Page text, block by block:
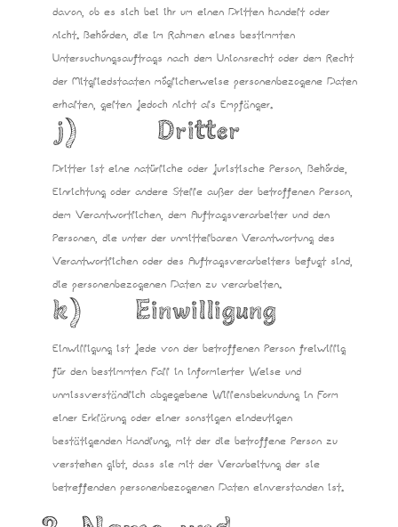
davon, ob es sich bei ihr um einen Dritten handelt oder
nicht. Behörden, die im Rahmen eines bestimmten
Untersuchungsauftrags nach dem Unionsrecht oder dem Recht
der Mitgliedstaaten möglicherweise personenbezogene Daten
erhalten, gelten jedoch nicht als Empfänger.
j) Dritter
Dritter ist eine natürliche oder juristische Person, Behörde,
Einrichtung oder andere Stelle außer der betroffenen Person,
dem Verantwortlichen, dem Auftragsverarbeiter und den
Personen, die unter der unmittelbaren Verantwortung des
Verantwortlichen oder des Auftragsverarbeiters befugt sind,
die personenbezogenen Daten zu verarbeiten.
k) Einwilligung
Einwilligung ist jede von der betroffenen Person freiwillig
für den bestimmten Fall in informierter Weise und
unmissverständlich abgegebene Willensbekundung in Form
einer Erklärung oder einer sonstigen eindeutigen
bestätigenden Handlung, mit der die betroffene Person zu
verstehen gibt, dass sie mit der Verarbeitung der sie
betreffenden personenbezogenen Daten einverstanden ist.